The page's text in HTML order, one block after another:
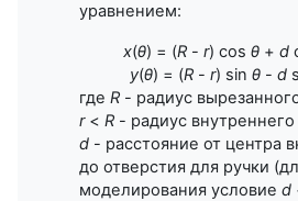
уравнением:
x(θ) = (R- r) cos θ+ d
y(θ) = (R - r) sin θ - d
где R - радиус
r< R - радиус внутреннего
d - расстояние от центра
до отверстия для ручки
моделирования условие d